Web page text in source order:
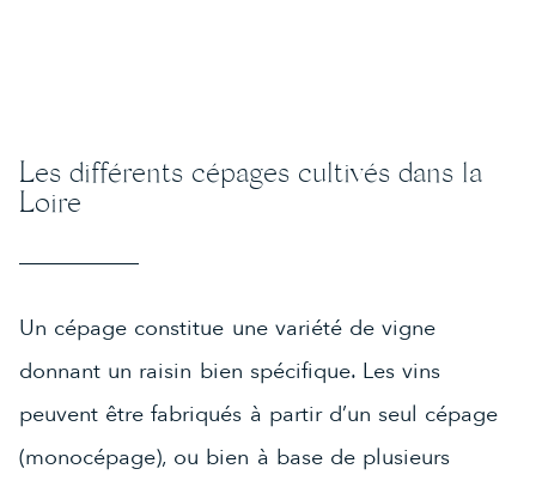
Les différents cépages cultivés dans la
Loire
Un cépage constitue une variété de vigne
donnant un raisin bien spécifique. Les vins
peuvent être fabriqués à partir d’un seul cépage
(monocépage), ou bien à base de plusieurs